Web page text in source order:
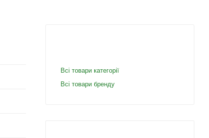
Всі товари категорії
Всі товари бренду